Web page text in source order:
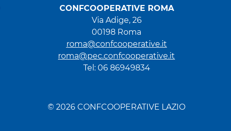
CONFCOOPERATIVE ROMA
Via Adige, 26
00198 Roma
roma@confcooperative.it
roma@pec.confcooperative.it
Tel: 06 86949834
© 2026 CONFCOOPERATIVE LAZIO